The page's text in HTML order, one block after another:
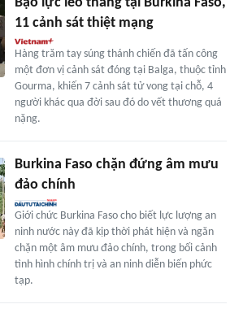
11 cảnh sát thiệt mạng
Hàng trăm tay súng thánh chiến đã tấn công
một đơn vị cảnh sát đóng tại Balga, thuộc tỉnh
Gourma, khiến 7 cảnh sát tử vong tại chỗ, 4
người khác qua đời sau đó do vết thương quá
nặng.
Burkina Faso chặn đứng âm mưu
đảo chính
Giới chức Burkina Faso cho biết lực lượng an
ninh nước này đã kịp thời phát hiện và ngăn
chặn một âm mưu đảo chính, trong bối cảnh
tình hình chính trị và an ninh diễn biến phức
tạp.